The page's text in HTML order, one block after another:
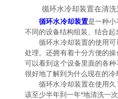
循环水冷却装置在清洗
循环水冷却装置是一种
不同的设备结构组装、结合
循环水冷却装置的使用可谓
处理。还拥有着十分方便的
可以看到这个设备里面的各
很好地了解到为什么现在的冷
循环水冷却装置在使用久了
该至少半年到一年*地清洗一